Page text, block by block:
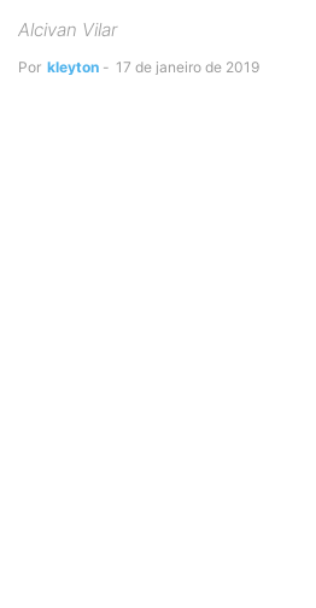
Alcivan Vilar
Por kleyton - 17 de janeiro de 2019